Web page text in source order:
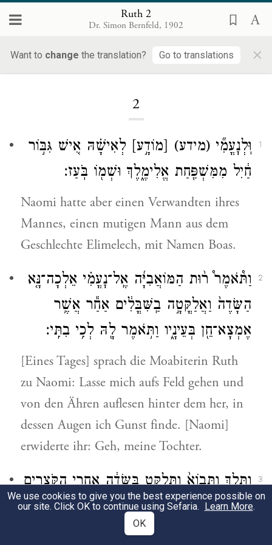
Ruth 2
Dr. Simon Bernfeld, 1902
Want to change the translation? Go to translations ×
2
1 וּֽלְנׇעֳמִ֞י (מידע) [מוֹדָ֣ע] לְאִישָׁ֗הּ אִ֚ישׁ גִּבּ֣וֹר
חַ֔יִל מִמִּשְׁפַּ֖חַת אֱלִימֶ֑לֶךְ וּשְׁמ֖וֹ בֹּֽעַז׃
Naomi hatte aber einen Verwandten ihres
Mannes, einen mutigen Mann aus dem
Geschlechte Elimelech, mit Namen Boas.
2
וַתֹּ֩אמֶר֩ ר֨וּת הַמּוֹאֲבִיָּ֜ה אֶֽל־נׇעֳמִ֗י אֵלְכָה־נָּ֤א
הַשָּׂדֶה֙ וַאֲלַקֳּטָ֣ה בַֽשִּׁבֳּלִ֔ים אַחַ֕ר אֲשֶׁ֥ר
אֶמְצָא־חֵ֖ן בְּעֵינָ֑יו וַתֹּ֥אמֶר לָ֖הּ לְכִ֥י בִתִּֽי׃
[Eines Tages] sprach die Moabiterin Ruth
zu Naomi: Lasse mich aufs Feld gehen und
von den Ähren auflesen hinter dem her, in
dessen Augen ich Gunst finde. [Naomi]
erwiderte ihr: Geh, meine Tochter.
3
וַתֵּ֤לֶךְ וַתָּבוֹא֙ וַתְּלַקֵּ֣ט בַּשָּׂדֶ֔ה אַחֲרֵ֖י הַקֹּצְרִ֑ים
וַיִּ֣קֶר מִקְרֶ֔הָ חֶלְקַ֤ת הַשָּׂדֶה֙ לְבֹ֔עַז אֲשֶׁ֖ר
מִמִּשְׁפַּ֥חַת אֱלִימֶֽלֶךְ׃
We use cookies to give you the best experience possible on
our site. Click OK to continue using Sefaria. Learn More.
OK